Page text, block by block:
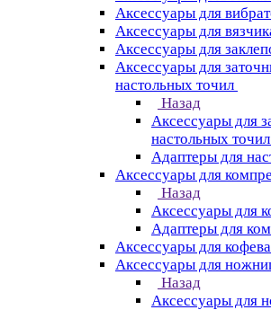
Аксессуары для
Аксессуары для
Аксессуары для
Аксессуары для
настольных точил
Назад
Аксессуары для
настольных точил
Адаптеры для
Аксессуары для
Назад
Аксессуары для
Адаптеры для
Аксессуары для
Аксессуары для
Назад
Аксессуары для